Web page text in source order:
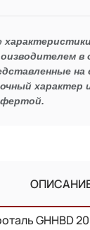
в
характер
GHHBD